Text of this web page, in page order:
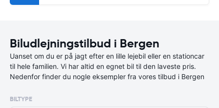
Biludlejningstilbud i Bergen
Uanset om du er på jagt efter en lille lejebil eller en stationcar
til hele familien. Vi har altid en egnet bil til den laveste pris.
Nedenfor finder du nogle eksempler fra vores tilbud i Bergen
BILTYPE